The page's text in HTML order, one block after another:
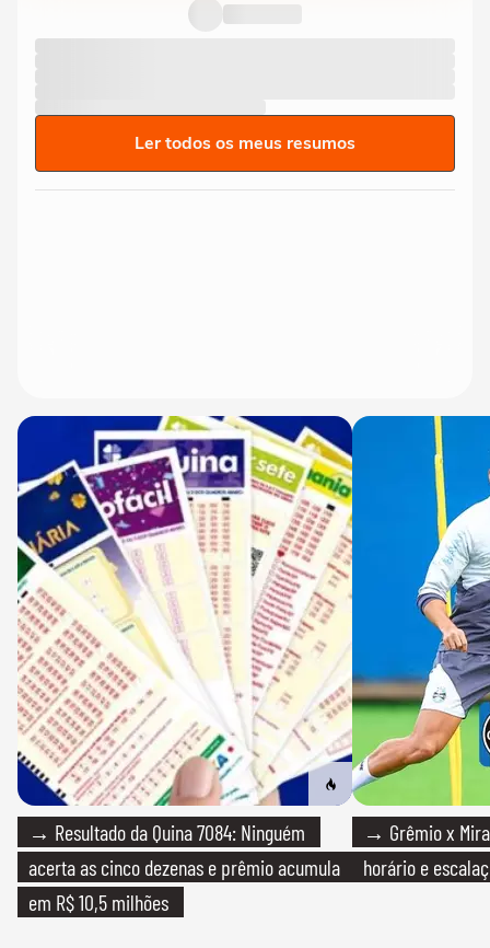
vezes maior que média e chega...
Ler todos os meus resumos
→ Resultado da Quina 7084: Ninguém
acerta as cinco dezenas e prêmio acumula
em R$ 10,5 milhões
→ Grêmio x
horário e